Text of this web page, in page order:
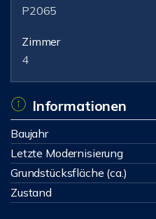
P2065
Zimmer
4
Informationen
Baujahr
Letzte Modernisierung
Grundstücksfläche (ca.)
Zustand